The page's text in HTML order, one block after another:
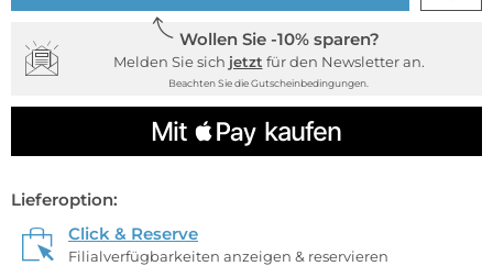
Wollen Sie -10% sparen?
Melden Sie sich jetzt für den Newsletter an.
Beachten Sie die Gutscheinbedingungen.
Lieferoption:
Click & Reserve
Filialverfügbarkeiten anzeigen & reservieren